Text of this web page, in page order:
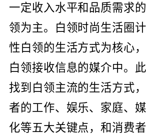
一定收入水平和品质需求
领为主。白领时尚生活圈
性白领的生活方式为核心
白领接收信息的媒介中。
找到白领主流的生活方式
者的工作、娱乐、家庭、
化等五大关键点，和消费